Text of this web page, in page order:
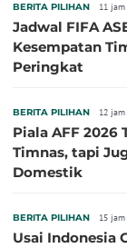
BERITA PILIHAN 11
Jadwal FIFA
Kesempatan
Peringkat
BERITA PILIHAN 12
Piala AFF 2026
Timnas, tapi
Domestik
BERITA PILIHAN 15
Usai Indonesia